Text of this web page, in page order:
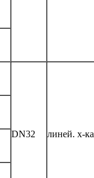
DN32 линей. х-ка